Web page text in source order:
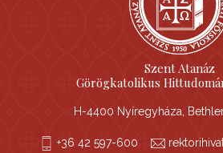
Szent Atanáz
Görögkatolikus
H-4400 Nyíregyháza,
+36 42 597-600